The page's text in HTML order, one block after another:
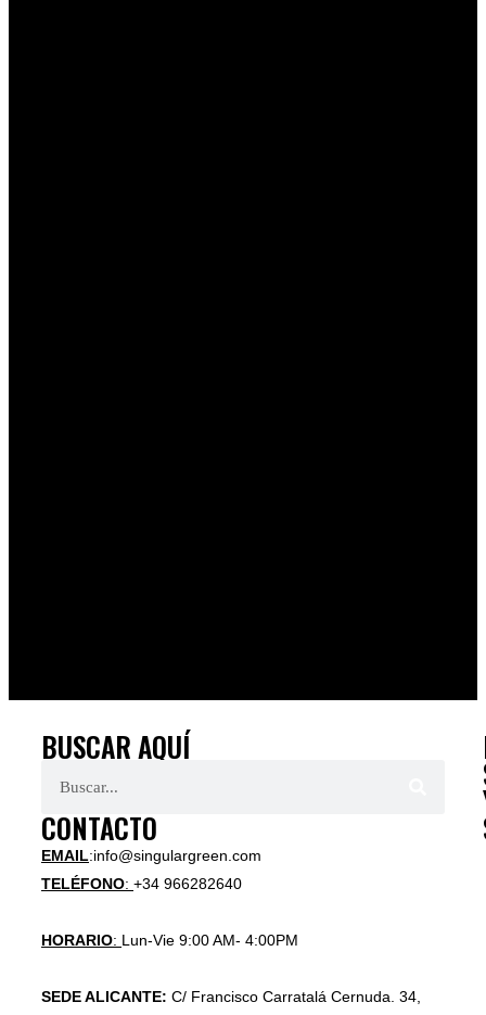
BUSCAR AQUÍ
CONTACTO
EMAIL:info@singulargreen.com
TELÉFONO: +34 966282640
HORARIO: Lun-Vie 9:00 AM- 4:00PM
SEDE ALICANTE: C/ Francisco Carratalá Cernuda. 34,